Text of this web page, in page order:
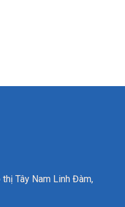
Tây Nam Linh Đàm,